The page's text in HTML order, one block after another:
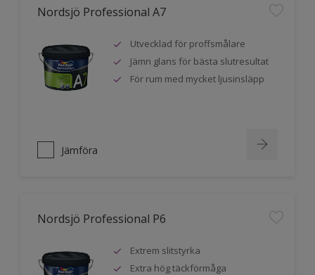
Nordsjö Professional A7
Utvecklad för proffsmålare
Jämn glans för bästa slutresultat
För rum med mycket ljusinsläpp
Jämföra
Nordsjö Professional P6
Extrem slitstyrka
Extra hög täckförmåga